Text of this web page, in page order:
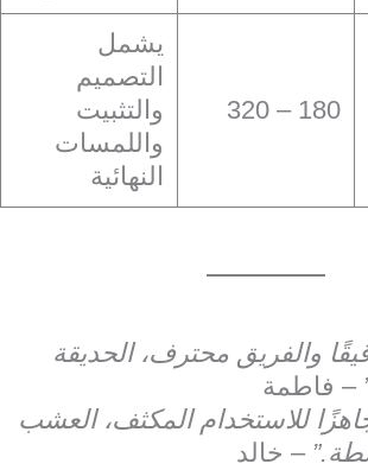
180 – 320
يشمل
التصميم
والتثبيت
واللمسات
النهائية
والفريق محترف، الحديقة
– فاطمة
للاستخدام المكثف، العشب
– خالد